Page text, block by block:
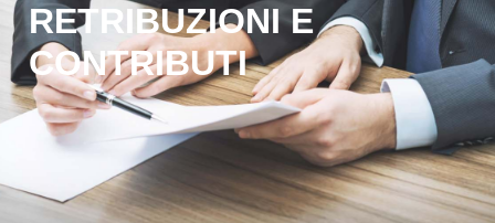
RETRIBUZIONI E
CONTRIBUTI